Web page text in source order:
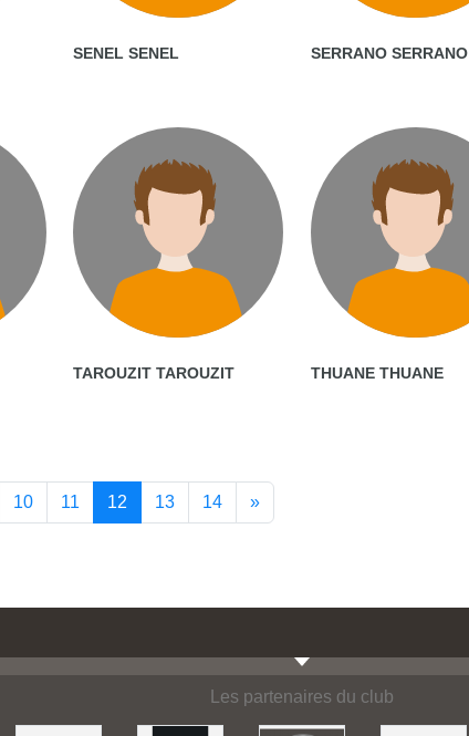
SENEL SENEL SERRANO SERRANO
TAROUZIT TAROUZIT THUANE THUANE
10 11 12 13 14 »
Les partenaires du club